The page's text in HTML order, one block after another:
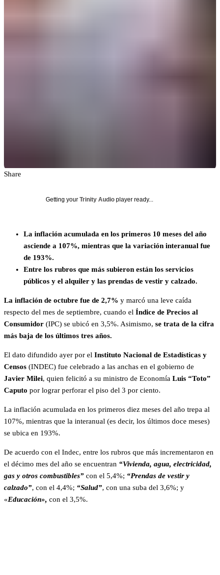
Share
Getting your Trinity Audio player ready...
La inflación acumulada en los primeros 10 meses del año
asciende a 107%, mientras que la variación interanual fue
de 193%.
Entre los rubros que más subieron están los servicios
públicos y el alquiler y las prendas de vestir y calzado.
La inflación de octubre fue de 2,7% y marcó una leve caída
respecto del mes de septiembre, cuando el Índice de Precios al
Consumidor (IPC) se ubicó en 3,5%. Asimismo, se trata de la cifra
más baja de los últimos tres años.
El dato difundido ayer por el Instituto Nacional de Estadísticas y
Censos (INDEC) fue celebrado a las anchas en el gobierno de
Javier Milei, quien felicitó a su ministro de Economía Luis “Toto”
Caputo por lograr perforar el piso del 3 por ciento.
La inflación acumulada en los primeros diez meses del año trepa al
107%, mientras que la interanual (es decir, los últimos doce meses)
se ubica en 193%.
De acuerdo con el Indec, entre los rubros que más incrementaron en
el décimo mes del año se encuentran “Vivienda, agua, electricidad,
gas y otros combustibles” con el 5,4%; “Prendas de vestir y
calzado”, con el 4,4%; “Salud”, con una suba del 3,6%; y
«Educación», con el 3,5%.